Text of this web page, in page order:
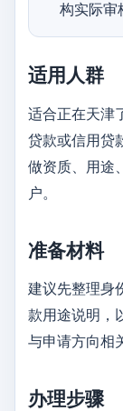
构实际审
适用人群
适合正在天津
贷款或信用贷
做资质、用途
户。
准备材料
建议先整理身
款用途说明，
与申请方向相
办理步骤